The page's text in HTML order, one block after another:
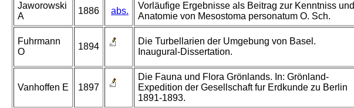
Jaworowski
A
1886 abs.
Vorläufige Ergebnisse als Beitrag zur Kenntniss und
Anatomie von Mesostoma personatum O. Sch.
Fuhrmann
O
1894
Die Turbellarien der Umgebung von Basel.
Inaugural-Dissertation.
Vanhoffen E 1897
Die Fauna und Flora Grönlands. In: Grönland-
Expedition der Gesellschaft fur Erdkunde zu Berlin
1891-1893.